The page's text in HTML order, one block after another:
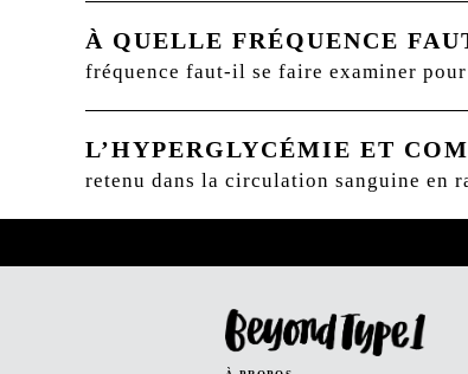
À QUELLE FRÉQUENCE
fréquence faut-il se faire examiner
L’HYPERGLYCÉMIE ET
retenu dans la circulation sanguine en